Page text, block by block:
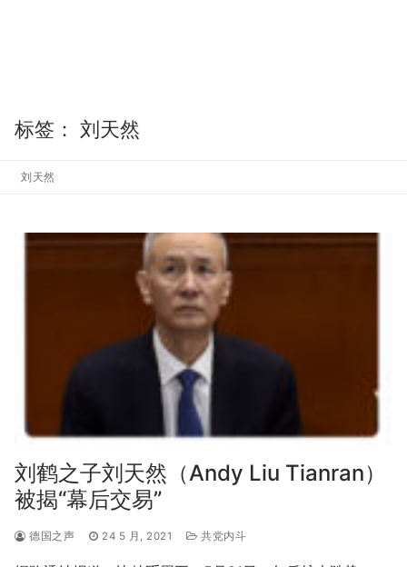
标签： 刘天然
刘天然
刘鹤之子刘天然（Andy Liu Tianran）
被揭“幕后交易”
德国之声 24 5 月, 2021 共党内斗